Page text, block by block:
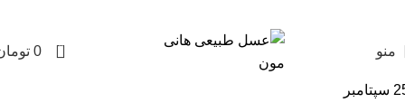
منو 0
0
سپتامبر